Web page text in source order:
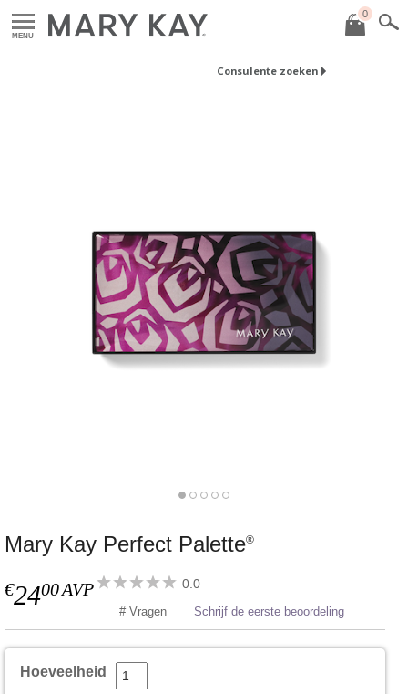
MENU
0
Consulente zoeken
Mary Kay Perfect Palette®
€2400AVP 0.0
# Vragen Schrijf de eerste beoordeling
Hoeveelheid